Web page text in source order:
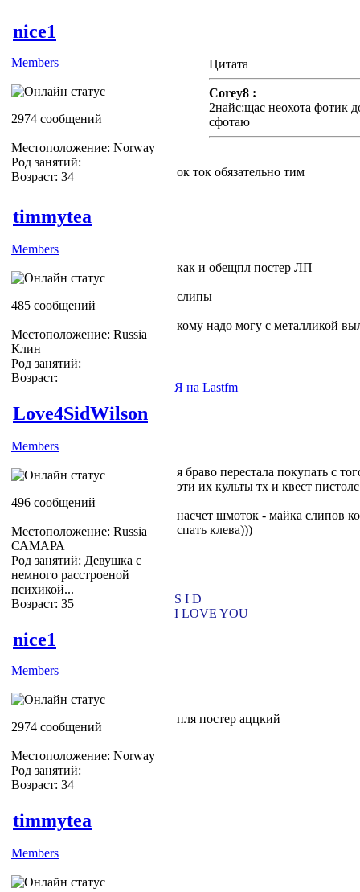
nice1
Members
2974 сообщений
Местоположение: Norway
Род занятий:
Возраст: 34
Цитата
Corey8 :
2найс:щас неохота фотик
сфотаю
ок ток обязательно тим
timmytea
Members
485 сообщений
Местоположение: Russia
Клин
Род занятий:
Возраст:
как и обещпл постер ЛП
слипы
кому надо могу с металликой
Я на Lastfm
Love4SidWilson
Members
496 сообщений
Местоположение: Russia
САМАРА
Род занятий: Девушка с
немного расстроеной
психикой...
Возраст: 35
я браво перестала покупать с
эти их культы тх и квест
насчет шмоток - майка слипов
спать клева)))
S I D
I LOVE YOU
nice1
Members
2974 сообщений
Местоположение: Norway
Род занятий:
Возраст: 34
пля постер аццкий
timmytea
Members